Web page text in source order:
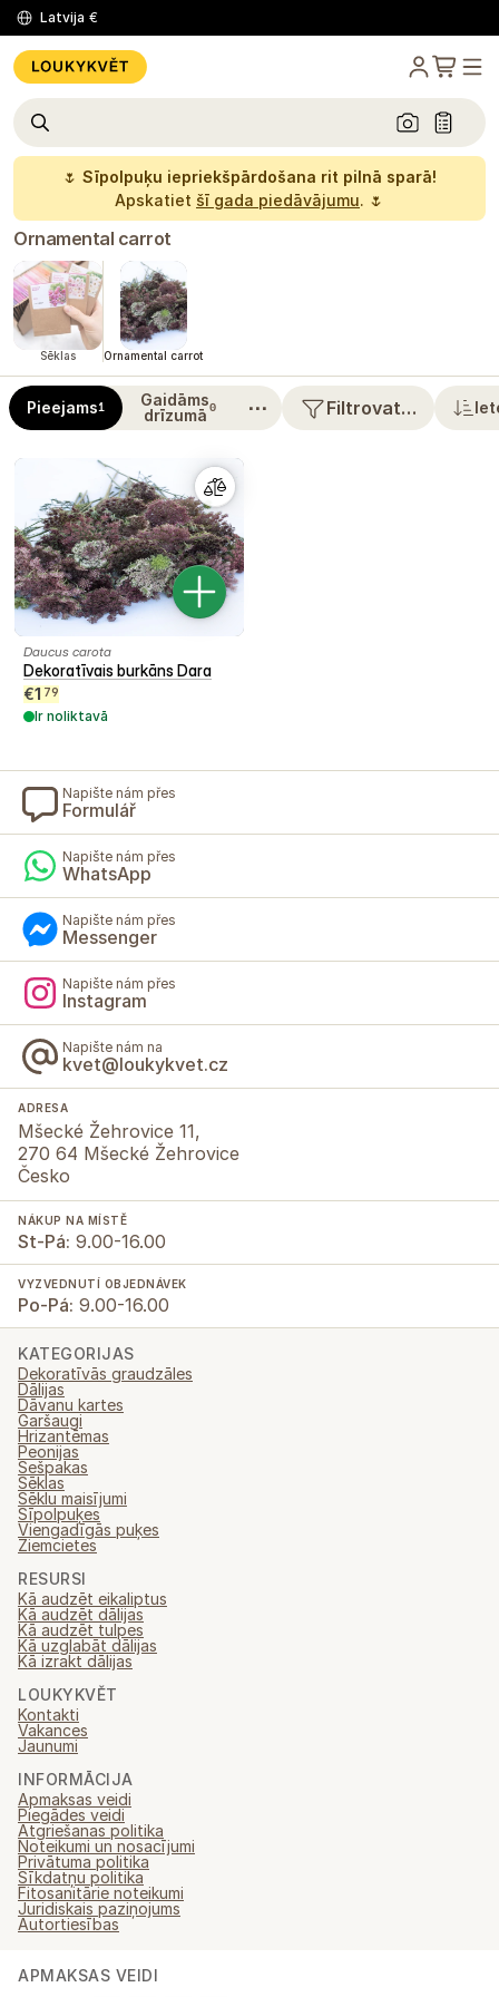
Latvija €
🌷 Sīpolpuķu iepriekšpārdošana rit pilnā sparā!
Apskatiet šī gada piedāvājumu. 🌷
Ornamental carrot
Sēklas Ornamental carrot
Pieejams1
Gaidāms
drīzumā 0 ⋯ Filtrovat…
Daucus carota
Dekoratīvais burkāns Dara
€1 79
Ir noliktavā
Napište nám přes
Formulář
Napište nám přes
WhatsApp
Napište nám přes
Messenger
Napište nám přes
Instagram
Napište nám na
kvet@loukykvet.cz
ADRESA
Mšecké Žehrovice 11,
270 64 Mšecké Žehrovice
Česko
NÁKUP NA MÍSTĚ
St-Pá: 9.00-16.00
VYZVEDNUTÍ OBJEDNÁVEK
Po-Pá: 9.00-16.00
KATEGORIJAS
Dekoratīvās graudzāles
Dālijas
Dāvanu kartes
Garšaugi
Hrizantēmas
Peonijas
Sešpakas
Sēklas
Sēklu maisījumi
Sīpolpuķes
Viengadīgās puķes
Ziemcietes
RESURSI
Kā audzēt eikaliptus
Kā audzēt dālijas
Kā audzēt tulpes
Kā uzglabāt dālijas
Kā izrakt dālijas
LOUKYKVĚT
Kontakti
Vakances
Jaunumi
INFORMĀCIJA
Apmaksas veidi
Piegādes veidi
Atgriešanas politika
Noteikumi un nosacījumi
Privātuma politika
Sīkdatņu politika
Fitosanitārie noteikumi
Juridiskais paziņojums
Autortiesības
APMAKSAS VEIDI